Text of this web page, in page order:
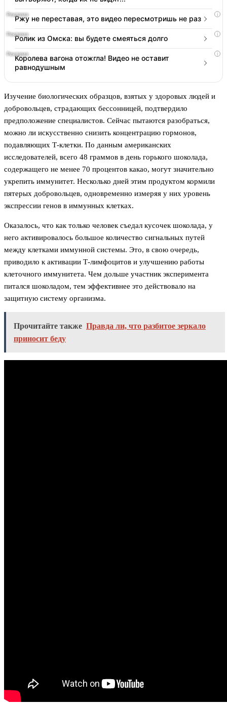
i
Ржу не переставая, это видео пересмотришь не раз
i
Ролик из Омска: вы будете смеяться долго
i
Королева вагона отожгла! Видео не оставит
равнодушным
Изучение биологических образцов, взятых у здоровых людей и
добровольцев, страдающих бессонницей, подтвердило
предположение специалистов. Сейчас пытаются разобраться,
можно ли искусственно снизить концентрацию гормонов,
подавляющих Т-клетки. По данным американских
исследователей, всего 48 граммов в день горького шоколада,
содержащего не менее 70 процентов какао, могут значительно
укрепить иммунитет. Несколько дней этим продуктом кормили
пятерых добровольцев, одновременно измеряя у них уровень
экспрессии генов в иммунных клетках.
Оказалось, что как только человек съедал кусочек шоколада, у
него активировалось большое количество сигнальных путей
между клетками иммунной системы. Это, в свою очередь,
приводило к активации Т-лимфоцитов и улучшению работы
клеточного иммунитета. Чем дольше участник эксперимента
питался шоколадом, тем эффективнее это действовало на
защитную систему организма.
Прочитайте также Правда ли, что разбитое зеркало
приносит беду